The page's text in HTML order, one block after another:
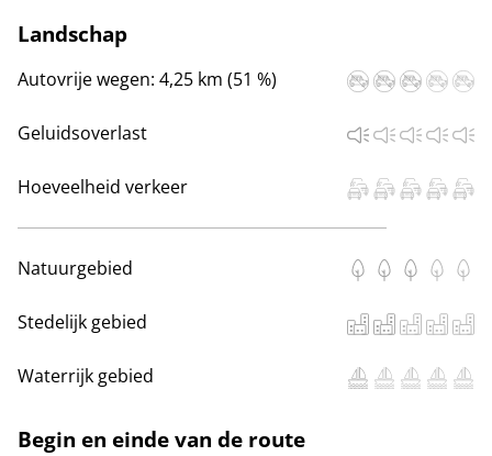
Landschap
Autovrije wegen: 4,25 km (51 %)
Geluidsoverlast
Hoeveelheid verkeer
Natuurgebied
Stedelijk gebied
Waterrijk gebied
Begin en einde van de route